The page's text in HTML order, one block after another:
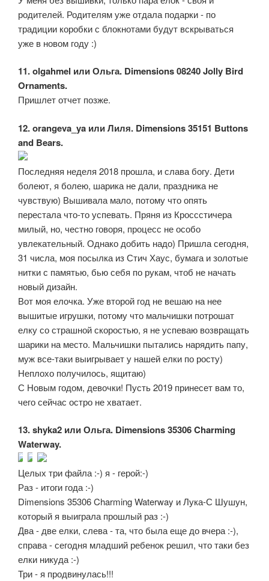
родителей. Родителям уже отдала подарки - по
традиции коробки с блокнотами будут вскрываться
уже в новом году :)
11. olgahmel или Ольга. Dimensions 08240 Jolly Bird
Ornaments.
Пришлет отчет позже.
12. orangeva_ya или Лиля. Dimensions 35151 Buttons
and Bears.
Последняя неделя 2018 прошла, и слава богу. Дети
болеют, я болею, шарика не дали, праздника не
чувствую) Вышивала мало, потому что опять
перестала что-то успевать. Пряня из Кроссстичера
милый, но, честно говоря, процесс не особо
увлекательный. Однако добить надо) Пришла сегодня,
31 числа, моя посылка из Стич Хаус, бумага и золотые
нитки с памятью, бью себя по рукам, чтоб не начать
новый дизайн.
Вот моя елочка. Уже второй год не вешаю на нее
вышитые игрушки, потому что мальчишки потрошат
елку со страшной скоростью, я не успеваю возвращать
шарики на место. Мальчишки пытались нарядить папу,
муж все-таки выигрывает у нашей елки по росту)
Неплохо получилось, ящитаю)
С Новым годом, девочки! Пусть 2019 принесет вам то,
чего сейчас остро не хватает.
13. shyka2 или Ольга. Dimensions 35306 Charming
Waterway.
Целых три файла :-) я - герой:-)
Раз - итоги года :-)
Dimensions 35306 Charming Waterway и Лука-С Шушун,
который я выиграла прошлый раз :-)
Два - две елки, слева - та, что была еще до вчера :-),
справа - сегодня младший ребенок решил, что таки без
елки никуда :-)
Три - я продвинулась!!!